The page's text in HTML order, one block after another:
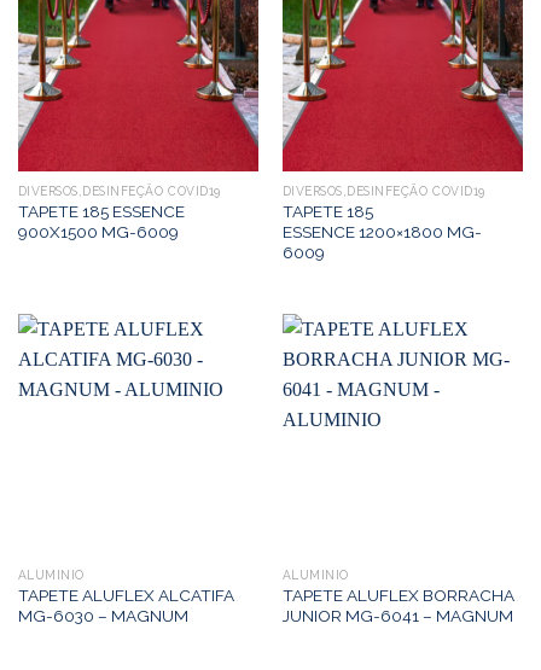
DIVERSOS,DESINFEÇÃO COVID19
TAPETE 185 ESSENCE
900X1500 MG-6009
DIVERSOS,DESINFEÇÃO COVID19
TAPETE 185
ESSENCE 1200×1800 MG-
6009
ALUMINIO
TAPETE ALUFLEX ALCATIFA
MG-6030 – MAGNUM
ALUMINIO
TAPETE ALUFLEX BORRACHA
JUNIOR MG-6041 – MAGNUM